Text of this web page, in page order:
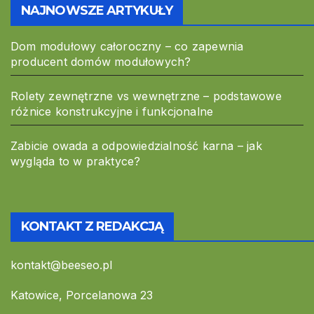
NAJNOWSZE ARTYKUŁY
Dom modułowy całoroczny – co zapewnia
producent domów modułowych?
Rolety zewnętrzne vs wewnętrzne – podstawowe
różnice konstrukcyjne i funkcjonalne
Zabicie owada a odpowiedzialność karna – jak
wygląda to w praktyce?
KONTAKT Z REDAKCJĄ
kontakt@beeseo.pl
Katowice, Porcelanowa 23